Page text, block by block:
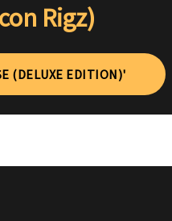
Rigz)
(DELUXE EDITION)'